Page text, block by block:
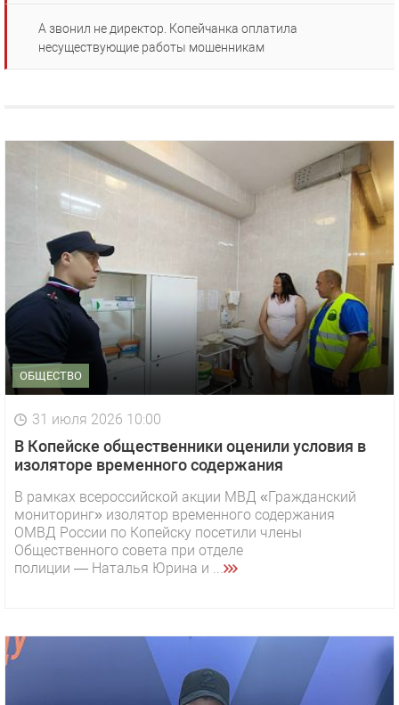
А звонил не директор. Копейчанка оплатила
несуществующие работы мошенникам
ОБЩЕСТВО
31 июля 2026 10:00
В Копейске общественники оценили условия в
изоляторе временного содержания
В рамках всероссийской акции МВД «Гражданский
мониторинг» изолятор временного содержания
ОМВД России по Копейску посетили члены
Общественного совета при отделе
полиции — Наталья Юрина и ...